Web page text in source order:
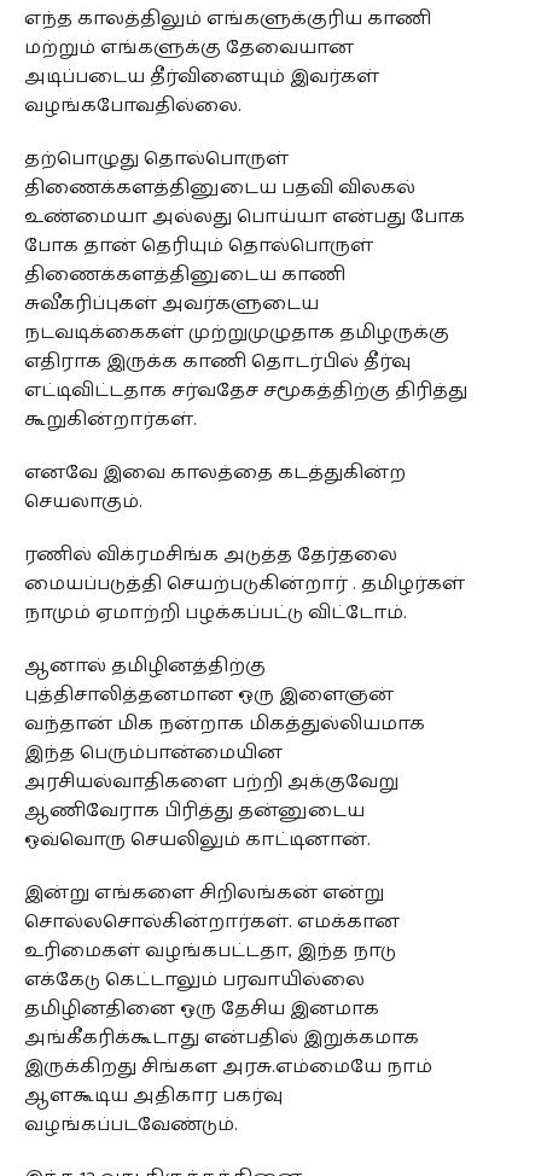
எந்த காலத்திலும் எங்களுக்குரிய காணி
மற்றும் எங்களுக்கு தேவையான
அடிப்படைய தீர்வினையும் இவர்கள்
வழங்கபோவதில்லை.
தற்பொழுது தொல்பொருள்
திணைக்களத்தினுடைய பதவி விலகல்
உண்மையா அல்லது பொய்யா என்பது போக
போக தான் தெரியும் தொல்பொருள்
திணைக்களத்தினுடைய காணி
சுவீகரிப்புகள் அவர்களுடைய
நடவடிக்கைகள் முற்றுமுழுதாக தமிழருக்கு
எதிராக இருக்க காணி தொடர்பில் தீர்வு
எட்டிவிட்டதாக சர்வதேச சமூகத்திற்கு திரித்து
கூறுகின்றார்கள்.
எனவே இவை காலத்தை கடத்துகின்ற
செயலாகும்.
ரணில் விக்ரமசிங்க அடுத்த தேர்தலை
மையப்படுத்தி செயற்படுகின்றார் . தமிழர்கள்
நாமும் ஏமாற்றி பழக்கப்பட்டு விட்டோம்.
ஆனால் தமிழினத்திற்கு
புத்திசாலித்தனமான ஒரு இளைஞன்
வந்தான் மிக நன்றாக மிகத்துல்லியமாக
இந்த பெரும்பான்மையின
அரசியல்வாதிகளை பற்றி அக்குவேறு
ஆணிவேராக பிரித்து தன்னுடைய
ஒவ்வொரு செயலிலும் காட்டினான்.
இன்று எங்களை சிறிலங்கன் என்று
சொல்லசொல்கின்றார்கள். எமக்கான
உரிமைகள் வழங்கபட்டதா, இந்த நாடு
எக்கேடு கெட்டாலும் பரவாயில்லை
தமிழினதினை ஒரு தேசிய இனமாக
அங்கீகரிக்கூடாது என்பதில் இறுக்கமாக
இருக்கிறது சிங்கள அரசு.எம்மையே நாம்
ஆளகூடிய அதிகார பகர்வு
வழங்கப்படவேண்டும்.